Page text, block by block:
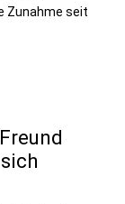
Zunahme seit